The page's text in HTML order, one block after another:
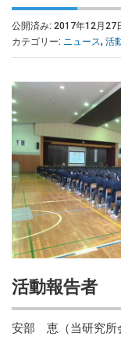
公開済み: 2017年12月27
カテゴリー: ニュース, 活
活動報告者
安部 恵（当研究所